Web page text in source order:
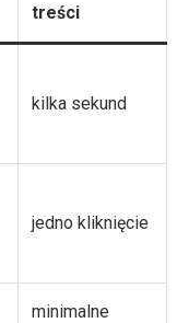
treści
kilka sekund
jedno kliknięcie
minimalne